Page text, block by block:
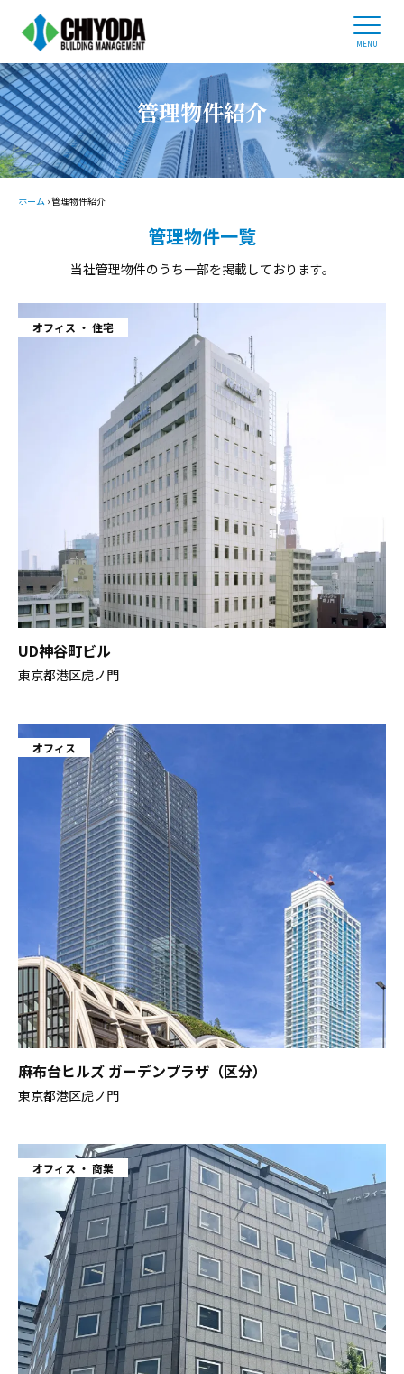
ホーム
ビルオーナー様へ
企業情報
事業内容
管理物件紹介
採用情報
03-3434-0686
平日 9:00 - 17:30
お問い合わせ
閉じる
管理物件紹介
ホーム ›管理物件紹介
管理物件一覧
当社管理物件のうち一部を掲載しております。
オフィス 住宅
UD神谷町ビル
東京都港区虎ノ門
オフィス
麻布台ヒルズ ガーデンプラザ（区分）
東京都港区虎ノ門
オフィス 商業